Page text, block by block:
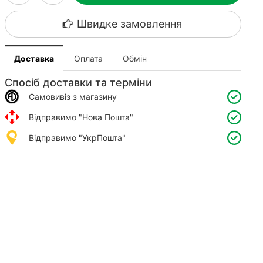
Швидке замовлення
Доставка Оплата Обмін
Спосіб доставки та терміни
Самовивіз з магазину
Відправимо "Нова Пошта"
Відправимо "УкрПошта"